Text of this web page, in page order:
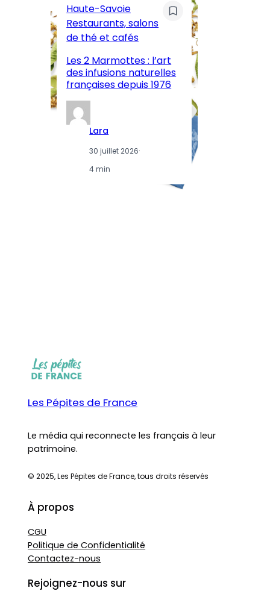
Haute-Savoie
Restaurants, salons
de thé et cafés
Les 2 Marmottes : l’art
des infusions naturelles
françaises depuis 1976
Lara
30 juillet 2026·
4 min
Les Pépites de France
Le média qui reconnecte les français à leur
patrimoine.
© 2025, Les Pépites de France, tous droits réservés
À propos
CGU
Politique de Confidentialité
Contactez-nous
Rejoignez-nous sur